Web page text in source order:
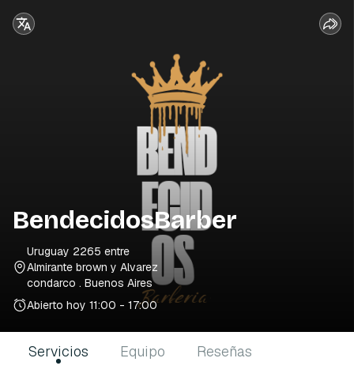
BendecidosBarber
Uruguay 2265 entre
Almirante brown y Alvarez
condarco . Buenos Aires
Abierto hoy 11:00 - 17:00
Servicios Equipo Reseñas